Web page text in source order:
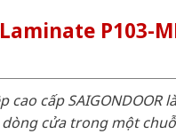
P103-
cao cấp SAIGONDOOR
cửa trong một